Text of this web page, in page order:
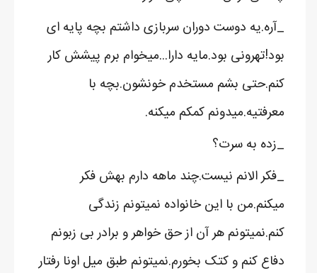
_آره.یه دوست دوران سربازی داشتم بچه پایه ای
بود!تهرونی بود.مایه دارا...میخوام برم پیشش کار
کنم.حتی بشم مستخدم خونشون.بچه با
معرفتیه.میدونم کمکم میکنه.
_زده به سرت؟
_فکر الانم نیست.چند ماهه دارم بهش فکر
میکنم.من با این خانواده نمیتونم زندگی
کنم.نمیتونم هر آن از حق خواهر و برادر بی زبونم
دفاع کنم و کتک بخورم.نمیتونم طبق میل اونا رفتار